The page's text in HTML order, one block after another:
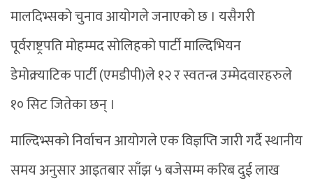
मालदिभ्सको चुनाव आयोगले जनाएको छ । यसैगरी
पूर्वराष्ट्रपति मोहम्मद सोलिहको पार्टी माल्दिभियन
डेमोक्र्याटिक पार्टी (एमडीपी)ले १२ र स्वतन्त्र उम्मेदवारहरुले
१० सिट जितेका छन् ।
माल्दिभ्सको निर्वाचन आयोगले एक विज्ञप्ति जारी गर्दै स्थानीय
समय अनुसार आइतबार साँझ ५ बजेसम्म करिब दुई लाख